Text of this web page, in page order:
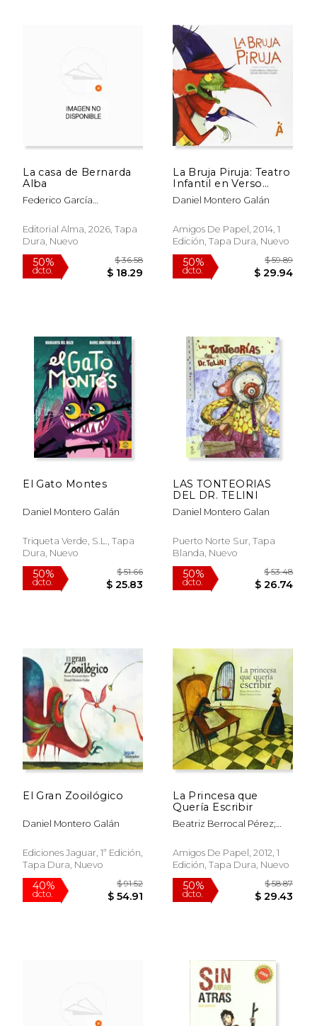
$ 18.43
La casa de Bernarda
Alba
Federico García
Galán
Editorial Alma, 2026, Tapa
Dura, Nuevo
50%
dcto.
$ 36.58
La Bruja Piruja: Teatro
Infantil en Verso
(Hechizos de Papel)
Daniel Montero Galán
Amigos De Papel, 2014, 1
Edición, Tapa Dura, Nuevo
50%
dcto.
El Gato Montes
Daniel Montero Galán
Triqueta Verde, S.L., Tapa
Dura, Nuevo
LAS TONTEORIAS
DEL DR. TELINI
Daniel Montero Galan
Puerto Norte Sur, Tapa
Blanda, Nuevo
50%
El Gran Zooilógico
Daniel Montero Galán
Ediciones Jaguar, 1ª Edición,
Tapa Dura, Nuevo
La Princesa que
Quería Escribir
Beatriz Berrocal Pérez;
Amigos De Papel, 2012, 1
Edición, Tapa Dura, Nuevo